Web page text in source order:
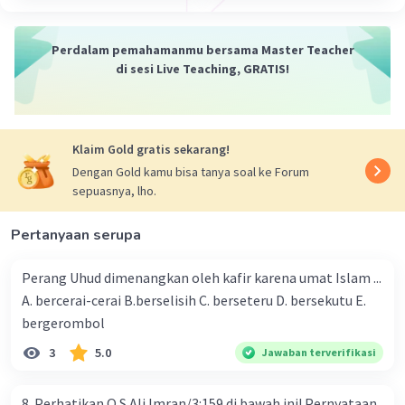
Perdalam pemahamanmu bersama Master Teacher
di sesi Live Teaching, GRATIS!
Klaim Gold gratis sekarang!
Dengan Gold kamu bisa tanya soal ke Forum
sepuasnya, lho.
Pertanyaan serupa
Perang Uhud dimenangkan oleh kafir karena umat Islam ...
A. bercerai-cerai B.berselisih C. berseteru D. bersekutu E.
bergerombol
3 5.0 Jawaban terverifikasi